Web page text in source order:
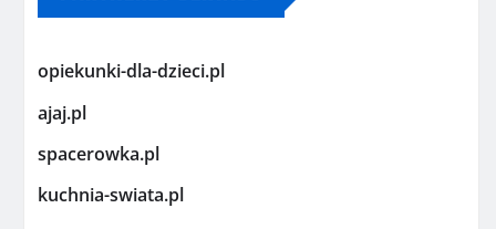
opiekunki-dla-dzieci.pl
ajaj.pl
spacerowka.pl
kuchnia-swiata.pl